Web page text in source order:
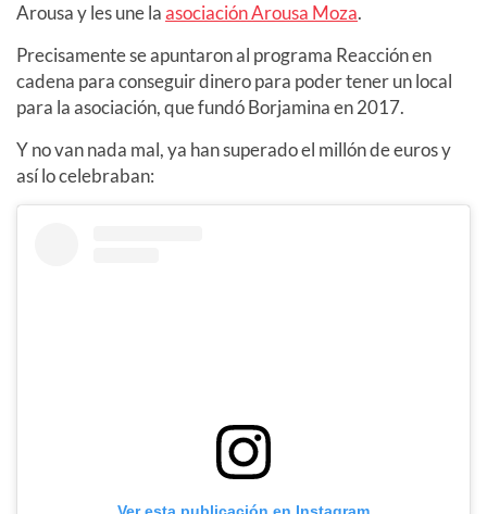
Arousa y les une laasociación Arousa Moza.
Precisamente se apuntaron al programa Reacción en
cadena para conseguir dinero para poder tener un local
para la asociación, que fundó Borjamina en 2017.
Y no van nada mal, ya han superado el millón de euros y
así lo celebraban: